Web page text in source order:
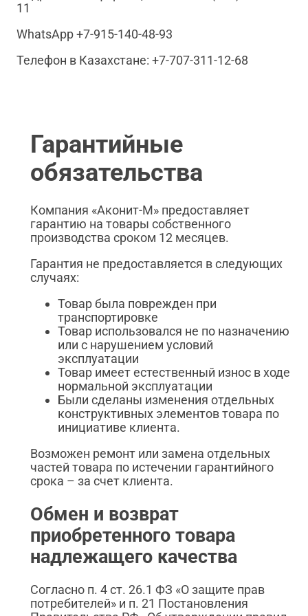
11
WhatsApp +7-915-140-48-93
Телефон в Казахстане: +7-707-311-12-68
Гарантийные
обязательства
Компания «Аконит-М» предоставляет
гарантию на товары собственного
производства сроком 12 месяцев.
Гарантия не предоставляется в следующих
случаях:
Товар была поврежден при
транспортировке
Товар использовался не по назначению
или с нарушением условий
эксплуатации
Товар имеет естественный износ в ходе
нормальной эксплуатации
Были сделаны изменения отдельных
конструктивных элементов товара по
инициативе клиента.
Возможен ремонт или замена отдельных
частей товара по истечении гарантийного
срока – за счет клиента.
Обмен и возврат
приобретенного товара
надлежащего качества
Согласно п. 4 ст. 26.1 ФЗ «О защите прав
потребителей» и п. 21 Постановления